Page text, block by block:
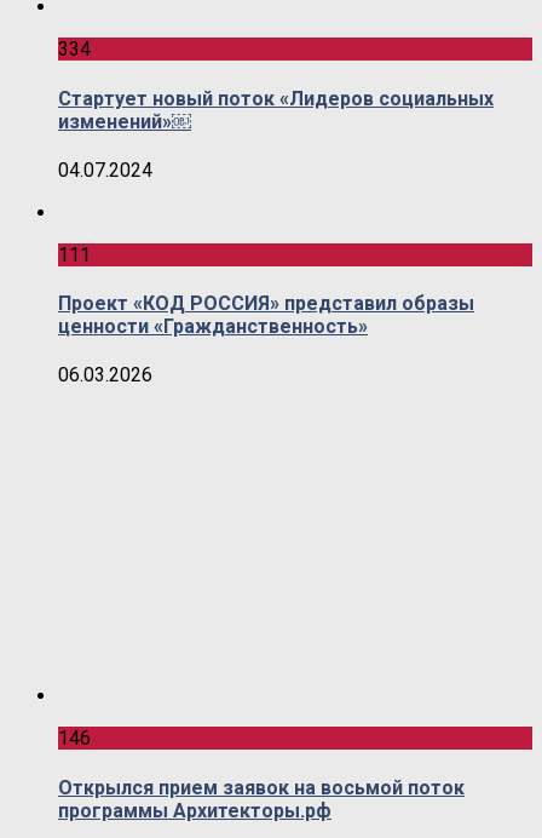
334
Стартует новый поток «Лидеров социальных
изменений»￼
04.07.2024
111
Проект «КОД РОССИЯ» представил образы
ценности «Гражданственность»
06.03.2026
146
Открылся прием заявок на восьмой поток
программы Архитекторы.рф